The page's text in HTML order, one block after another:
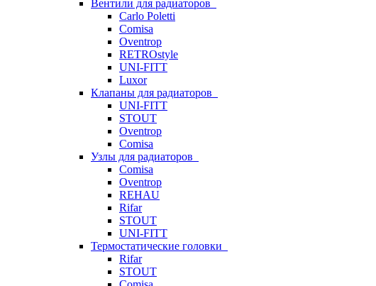
Вентили для радиаторов
Carlo Poletti
Comisa
Oventrop
RETROstyle
UNI-FITT
Luxor
Клапаны для радиаторов
UNI-FITT
STOUT
Oventrop
Comisa
Узлы для радиаторов
Comisa
Oventrop
REHAU
Rifar
STOUT
UNI-FITT
Термостатические головки
Rifar
STOUT